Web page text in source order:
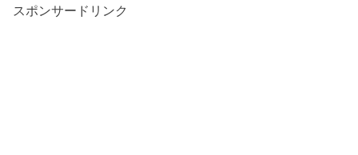
スポンサードリンク